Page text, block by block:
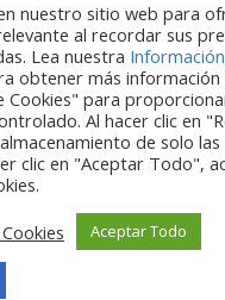
Europea –
de vista y las
son únicamente los del
los de
Comisión Europea. Ni la
pueden ser
de las mismas.
nuestro sitio web para
al recordar sus
Lea nuestra
obtener más información
Cookies" para
Al hacer clic en
de solo las
clic en "Aceptar Todo",
Aceptar Todo